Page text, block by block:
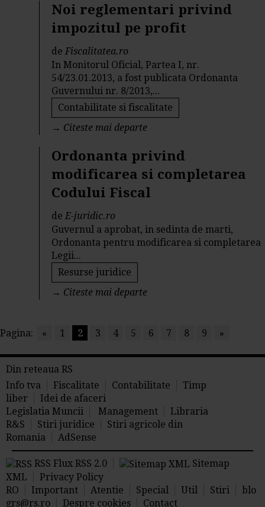
Noi reglementari privind
impozitul pe profit
deFiscalitatea.ro
In Monitorul Oficial, Partea I, nr.
54/23.01.2013, a fost publicata Ordonanta
Guvernului nr. 8/2013,...
Contabilitate si fiscalitate
→ Citeste mai departe
Ordonanta privind
modificarea si completarea
Codului Fiscal
deE-juridic.ro
Guvernul a aprobat, in sedinta de marti,
Ordonanta pentru modificarea si completarea
Legii...
Resurse juridice
→ Citeste mai departe
Pagina: « 1 2 3 4 5 6 7 8 9 »
Din reteaua RS
Info tva
Fiscalitate Contabilitate
Timp
liber
Idei de afaceri
Legislatia Muncii
Management
Libraria
R&S
Stiri juridice
Stiri agricole din
Romania
AdSense
RSS Flux RSS 2.0
Sitemap
XML
Privacy Policy
RO
Important Atentie Special Util Stiri
blo
grs@rs.ro
Despre cookies Contact